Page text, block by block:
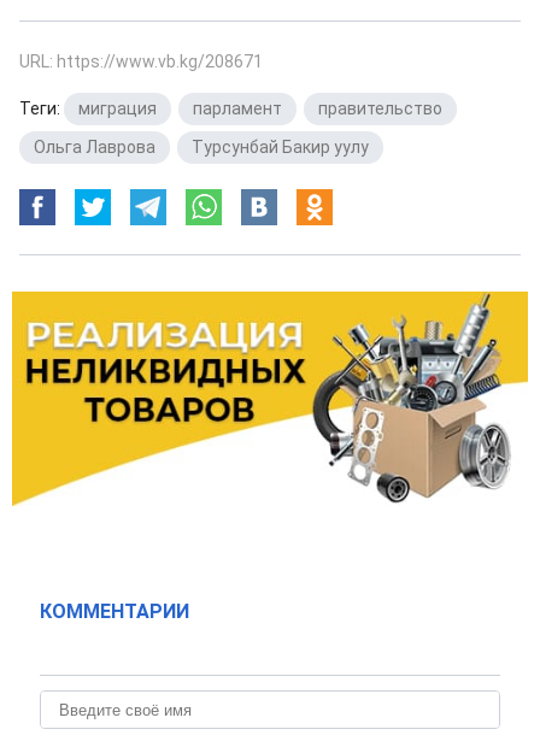
URL: https://www.vb.kg/208671
Теги: миграция парламент правительство
Ольга Лаврова
Турсунбай Бакир уулу
КОММЕНТАРИИ